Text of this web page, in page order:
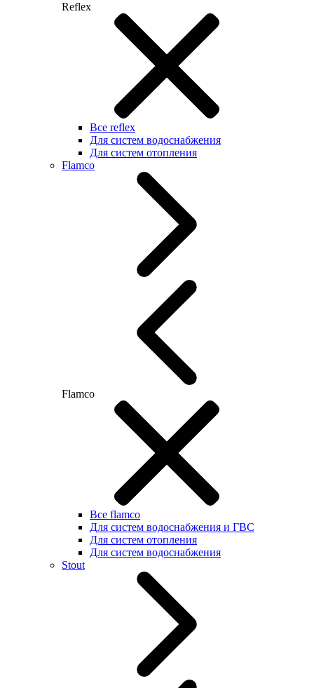
Reflex
Все reflex
Для систем водоснабжения
Для систем отопления
Flamco
Flamco
Все flamco
Для систем водоснабжения и ГВС
Для систем отопления
Для систем водоснабжения
Stout